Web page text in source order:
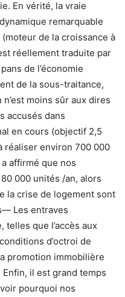
En vérité, la vraie
remarquable
de la croissance à
réellement traduite par
de l’économie
de la sous-traitance,
moins sûr aux dires
accusés dans
en cours (objectif 2,5
réaliser environ 700 000
affirmé que nos
000 unités /an, alors
la crise de logement sont
Les entraves
que l’accès aux
d’octroi de
promotion immobilière
il est grand temps
pourquoi nos